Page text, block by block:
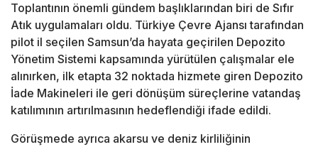
Toplantının önemli gündem başlıklarından biri de Sıfır
Atık uygulamaları oldu. Türkiye Çevre Ajansı tarafından
pilot il seçilen Samsun’da hayata geçirilen Depozito
Yönetim Sistemi kapsamında yürütülen çalışmalar ele
alınırken, ilk etapta 32 noktada hizmete giren Depozito
İade Makineleri ile geri dönüşüm süreçlerine vatandaş
katılımının artırılmasının hedeflendiği ifade edildi.
Görüşmede ayrıca akarsu ve deniz kirliliğinin